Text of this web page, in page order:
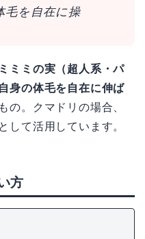
を自在に操
ミミミの実（超人系・パ
自身の体毛を自在に伸ば
の。クマドリの場合、
して活用しています。
方